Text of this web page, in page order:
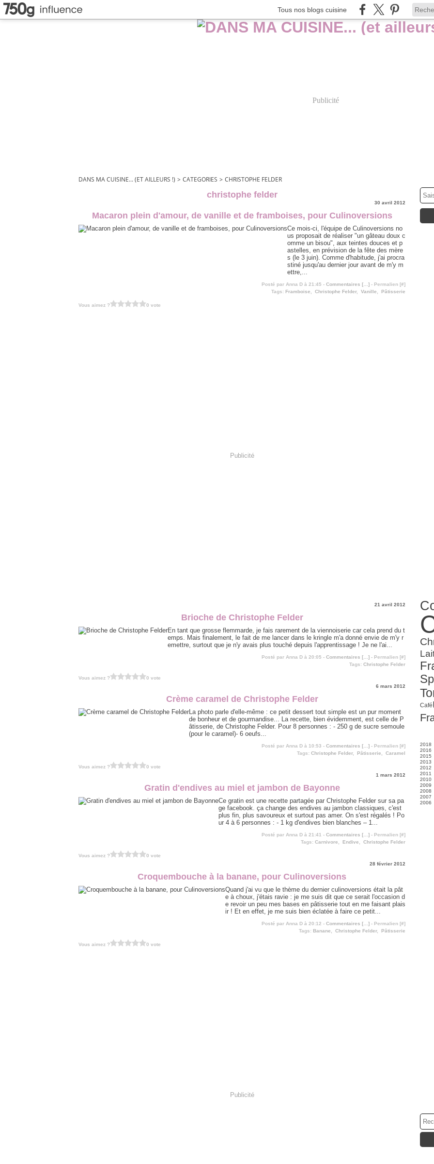
Tous nos blogs cuisine
Publicité
DANS MA CUISINE... (ET AILLEURS !) > CATEGORIES > CHRISTOPHE FELDER
christophe felder
30 avril 2012
Macaron plein d'amour, de vanille et de framboises, pour Culinoversions
Ce mois-ci, l'équipe de Culinoversions no
us proposait de réaliser "un gâteau doux c
omme un bisou", aux teintes douces et p
astelles, en prévision de la fête des mère
s (le 3 juin). Comme d'habitude, j'ai procra
stiné jusqu'au dernier jour avant de m'y m
ettre,...
Posté par Anna D à 21:45 - Commentaires [ ] - Permalien [#]
Tags: Framboise Christophe Felder, Vanille Pâtisserie
Vous aimez ? 0 vote
Publicité
21 avril 2012
Brioche de Christophe Felder
En tant que grosse flemmarde, je fais rarement de la viennoiserie car cela prend du t
emps. Mais finalement, le fait de me lancer dans le kringle m'a donné envie de m'y r
emettre, surtout que je n'y avais plus touché depuis l'apprentissage ! Je ne l'ai...
Posté par Anna D à 20:05 - Commentaires [ ] - Permalien [#]
Tags: Christophe Felder
Vous aimez ?
0 vote
6 mars 2012
Crème caramel de Christophe Felder
La photo parle d'elle-même : ce petit dessert tout simple est un pur moment
de bonheur et de gourmandise... La recette, bien évidemment, est celle de P
âtisserie, de Christophe Felder. Pour 8 personnes : - 250 g de sucre semoule
(pour le caramel)- 6 oeufs...
Posté par Anna D à 10:53 - Commentaires [ ] - Permalien [#]
Tags: Christophe Felder, Pâtisserie Caramel
Vous aimez ?
0 vote
1 mars 2012
Gratin d'endives au miel et jambon de Bayonne
Ce gratin est une recette partagée par Christophe Felder sur sa pa
ge facebook. ça change des endives au jambon classiques, c'est
plus fin, plus savoureux et surtout pas amer. On s'est régalés ! Po
ur 4 à 6 personnes : - 1 kg d'endives bien blanches – 1...
Posté par Anna D à 21:41 - Commentaires [ ] - Permalien [#]
Tags: Carnivore Endive Christophe Felder
Vous aimez ?
0 vote
28 février 2012
Croquembouche à la banane, pour Culinoversions
Quand j'ai vu que le thème du dernier culinoversions était la pât
e à choux, j'étais ravie : je me suis dit que ce serait l'occasion d
e revoir un peu mes bases en pâtisserie tout en me faisant plais
ir ! Et en effet, je me suis bien éclatée à faire ce petit...
Posté par Anna D à 20:12 - Commentaires [ ] - Permalien [#]
Tags: Banane Christophe Felder, Pâtisserie
Vous aimez ? 0 vote
Publicité
Café
2018
2016
2015
2013
2012
2011
2010
2009
2008
2007
2006